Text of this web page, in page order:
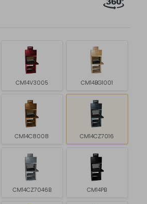
CM14V3005 CM14BG1001
CM14C8008 CM14CZ7016
CM14CZ7046B CM14PB